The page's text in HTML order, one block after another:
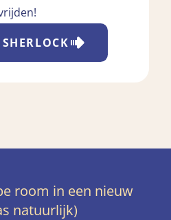
SHERLOCK
room in een nieuw
natuurlijk)